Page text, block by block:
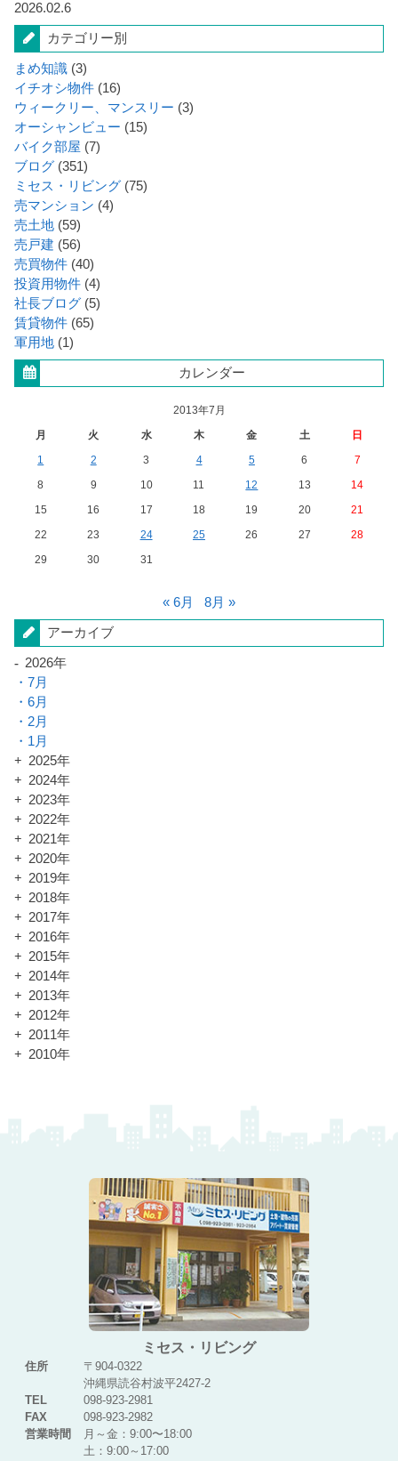
2026.02.6
カテゴリー別
まめ知識 (3)
イチオシ物件 (16)
ウィークリー、マンスリー (3)
オーシャンビュー (15)
バイク部屋 (7)
ブログ (351)
ミセス・リビング (75)
売マンション (4)
売土地 (59)
売戸建 (56)
売買物件 (40)
投資用物件 (4)
社長ブログ (5)
賃貸物件 (65)
軍用地 (1)
カレンダー
2013年7月
月
火 水 木 金 土
日
1
2 3 4 5 6
7
8
9 10 11 12 13
14
15
16 17 18 19 20
21
22
23 24 25 26 27
28
29
30 31
« 6月 8月 »
アーカイブ
2026年
7月
6月
2月
1月
2025年
2024年
2023年
2022年
2021年
2020年
2019年
2018年
2017年
2016年
2015年
2014年
2013年
2012年
2011年
2010年
ミセス・リビング
住所
〒904-0322
沖縄県読谷村波平2427-2
TEL
098-923-2981
FAX
098-923-2982
営業時間
月～金：9:00〜18:00
土：9:00～17:00